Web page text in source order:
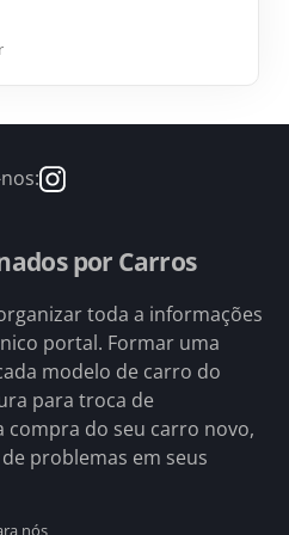
por Carros
toda a informações
portal. Formar uma
modelo de carro do
para troca de
compra do seu carro novo,
problemas em seus
nós